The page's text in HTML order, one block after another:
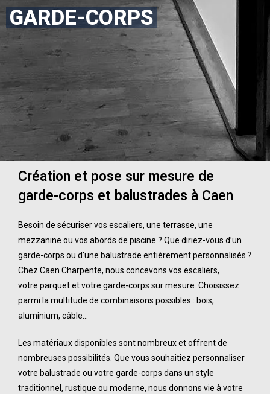
GARDE-CORPS
Création et pose sur mesure de
garde-corps et balustrades à Caen
Besoin de sécuriser vos escaliers, une terrasse, une
mezzanine ou vos abords de piscine ? Que diriez-vous d’un
garde-corps ou d’une balustrade entièrement personnalisés ?
Chez Caen Charpente, nous concevons vos escaliers,
votre parquetet votre garde-corps sur mesure. Choisissez
parmi la multitude de combinaisons possibles : bois,
aluminium, câble…
Les matériaux disponibles sont nombreux et offrent de
nombreuses possibilités. Que vous souhaitiez personnaliser
votre balustrade ou votre garde-corps dans un style
traditionnel, rustique ou moderne, nous donnons vie à votre